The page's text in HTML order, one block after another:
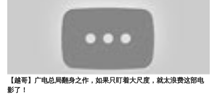
【越哥】广电总局翻身之作，如果只盯着大尺度，就太浪费这部电
影了！